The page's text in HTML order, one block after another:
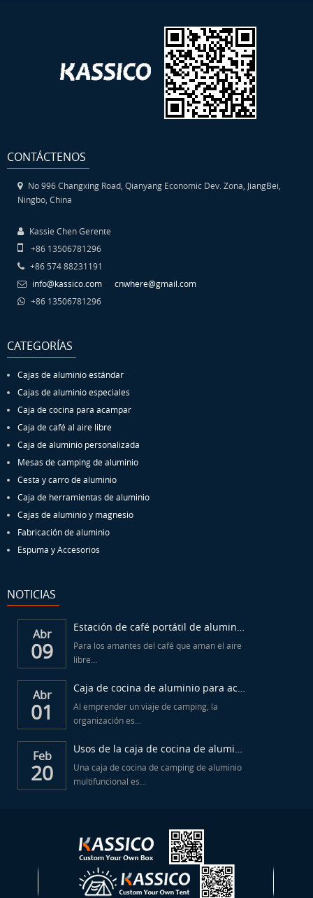
CONTÁCTENOS
No 996 Changxing Road, Qianyang Economic Dev. Zona, JiangBei,
Ningbo, China
Kassie Chen Gerente
+86 13506781296
+86 574 88231191
info@kassico.com
cnwhere@gmail.com
+86 13506781296
CATEGORÍAS
Cajas de aluminio estándar
Cajas de aluminio especiales
Caja de cocina para acampar
Caja de café al aire libre
Caja de aluminio personalizada
Mesas de camping de aluminio
Cesta y carro de aluminio
Caja de herramientas de aluminio
Cajas de aluminio y magnesio
Fabricación de aluminio
Espuma y Accesorios
NOTICIAS
Abr
09
Estación de café portátil de aluminio para acampar
Para los amantes del café que aman el aire
libre…
Abr
01
Caja de cocina de aluminio para acampar al aire libre...
Al emprender un viaje de camping, la
organización es…
Feb
20
Usos de la caja de cocina de aluminio para camping...
Una caja de cocina de camping de aluminio
multifuncional es…